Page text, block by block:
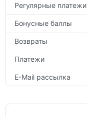
Регулярные платежи
Бонусные баллы
Возвраты
Платежи
E-Mail рассылка